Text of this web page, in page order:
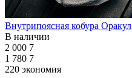
Внутрипоясная кобура Оракул
В наличии
2 000 7
1 780 7
220 экономия